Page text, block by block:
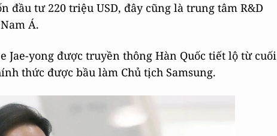
đầu tư 220 triệu USD, đây cũng là trung tâm R&D
Á.
Jae-yong được truyền thông Hàn Quốc tiết lộ từ cuối
thức được bầu làm Chủ tịch Samsung.